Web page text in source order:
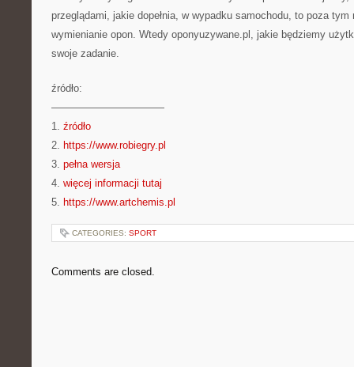
przeglądami, jakie dopełnia, w wypadku samochodu, to poza
wymienianie opon. Wtedy oponyuzywane.pl, jakie będziemy
swoje zadanie.
źródło:
———————————
1. źródło
2. https://www.robiegry.pl
3. pełna wersja
4. więcej informacji tutaj
5. https://www.artchemis.pl
CATEGORIES: SPORT
Comments are closed.